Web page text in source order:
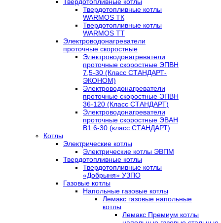
Твердотопливные котлы
WARMOS TК
Твердотопливные котлы
WARMOS TT
Электроводонагреватели
проточные скоростные
Электроводонагреватели
проточные скоростные ЭПВН
7,5-30 (Класс СТАНДАРТ-
ЭКОНОМ)
Электроводонагреватели
проточные скоростные ЭПВН
36-120 (Класс СТАНДАРТ)
Электроводонагреватели
проточные скоростные ЭВАН
В1 6-30 (класс СТАНДАРТ)
Котлы
Электрические котлы
Электрические котлы ЭВПМ
Твердотопливные котлы
Твердотопливные котлы
«Добрыня» УЗПО
Газовые котлы
Напольные газовые котлы
Лемакс газовые напольные
котлы
Лемакс Премиум котлы